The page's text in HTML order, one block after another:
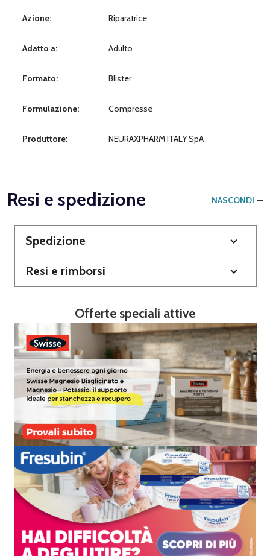
Azione: Riparatrice
Adatto a: Adulto
Formato: Blister
Formulazione: Compresse
Produttore: NEURAXPHARM ITALY SpA
Resi e spedizione NASCONDI
Spedizione
Resi e rimborsi
Offerte speciali attive